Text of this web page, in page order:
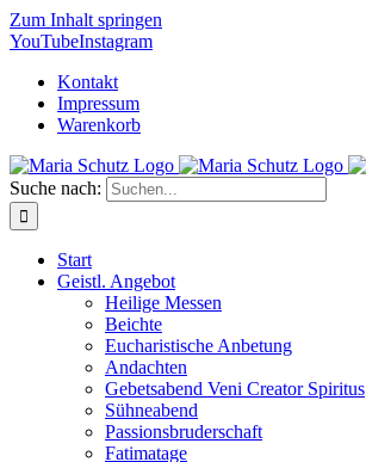
Zum Inhalt springen
YouTubeInstagram
Kontakt
Impressum
Warenkorb
Suche nach:
Start
Geistl. Angebot
Heilige Messen
Beichte
Eucharistische Anbetung
Andachten
Gebetsabend Veni Creator Spiritus
Sühneabend
Passionsbruderschaft
Fatimatage